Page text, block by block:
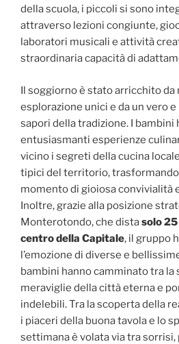
della scuola, i piccoli si sono
attraverso lezioni congiunte,
laboratori musicali e attività
straordinaria capacità di
Il soggiorno è stato arricchito da
esplorazione unici e da un vero
sapori della tradizione. I
entusiasmanti esperienze
vicino i segreti della cucina
tipici del territorio, trasformando
momento di gioiosa convivialità
Inoltre, grazie alla posizione
Monterotondo, che distasolo
centro della Capitale, il gruppo
l’emozione di diverse e
bambini hanno camminato tra la
meraviglie della città eterna e
indelebili. Tra la scoperta della
i piaceri della buona tavola e lo
settimana è volata via tra